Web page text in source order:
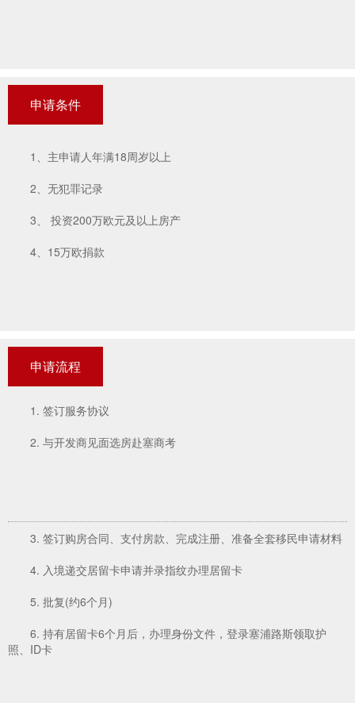
申请条件
1、主申请人年满18周岁以上
2、无犯罪记录
3、 投资200万欧元及以上房产
4、15万欧捐款
申请流程
1. 签订服务协议
2. 与开发商见面选房赴塞商考
3. 签订购房合同、支付房款、完成注册、准备全套移民申请材料
4. 入境递交居留卡申请并录指纹办理居留卡
5. 批复(约6个月)
6. 持有居留卡6个月后，办理身份文件，登录塞浦路斯领取护
照、ID卡